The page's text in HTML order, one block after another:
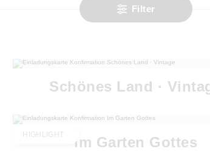
Filter
Schönes Land ·
HIGHLIGHT Im Garten Gottes